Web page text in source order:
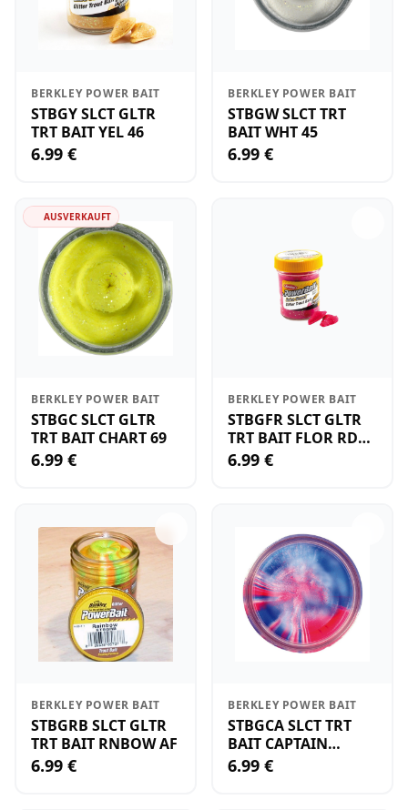
BERKLEY POWER BAIT
STBGY SLCT GLTR
TRT BAIT YEL 46
6.99 €
BERKLEY POWER BAIT
STBGW SLCT TRT
BAIT WHT 45
6.99 €
AUSVERKAUFT
BERKLEY POWER BAIT
STBGC SLCT GLTR
TRT BAIT CHART 69
6.99 €
BERKLEY POWER BAIT
STBGFR SLCT GLTR
TRT BAIT FLOR RD
35
6.99 €
BERKLEY POWER BAIT
STBGRB SLCT GLTR
TRT BAIT RNBOW AF
6.99 €
BERKLEY POWER BAIT
STBGCA SLCT TRT
BAIT CAPTAIN
AMERICA HC
6.99 €